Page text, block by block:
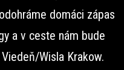
domáci zápas
a v ceste nám bude
Wisla Krakow.